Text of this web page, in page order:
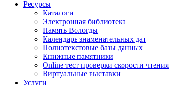
Ресурсы
Каталоги
Электронная библиотека
Память Вологды
Календарь знаменательных дат
Полнотекстовые базы данных
Книжные памятники
Online тест проверки скорости чтения
Виртуальные выставки
Услуги